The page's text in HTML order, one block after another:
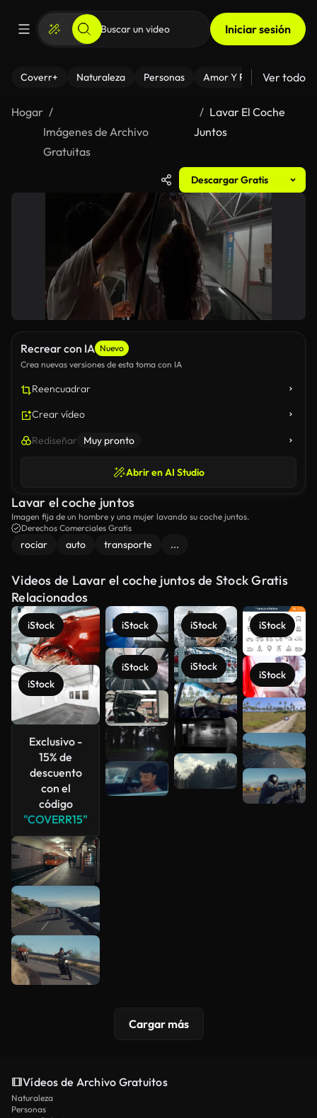
Iniciar sesión
Coverr+ Naturaleza Personas Amor Y Relaciones
Ver todo
Hogar
Imágenes de Archivo
Gratuitas
Lavar El Coche
Juntos
Descargar Gratis
Recrear con IA Nuevo
Crea nuevas versiones de esta toma con IA
Reencuadrar
Crear vídeo
Rediseñar Muy pronto
Abrir en AI Studio
Lavar el coche juntos
Imagen fija de un hombre y una mujer lavando su coche juntos.
Derechos Comerciales Gratis
rociar auto transporte ...
Videos de Lavar el coche juntos de Stock Gratis
Relacionados
iStock
iStock
Exclusivo -
15% de
descuento
con el
código
"COVERR15"
iStock
iStock
iStock
iStock
iStock
iStock
Ver más
Cargar más
Vídeos de Archivo Gratuitos
Naturaleza
Personas